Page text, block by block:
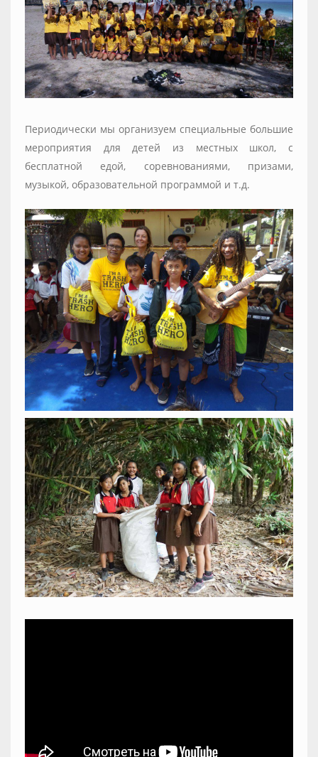
Периодически мы организуем специальные большие
мероприятия для детей из местных школ, с
бесплатной едой, соревнованиями, призами,
музыкой, образовательной программой и т.д.